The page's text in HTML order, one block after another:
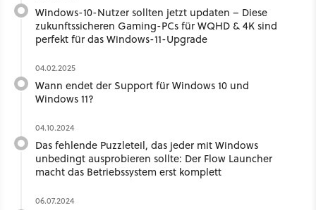
Windows-10-Nutzer sollten jetzt updaten – Diese
zukunftssicheren Gaming-PCs für WQHD & 4K sind
perfekt für das Windows-11-Upgrade
04.02.2025
Wann endet der Support für Windows 10 und
Windows 11?
04.10.2024
Das fehlende Puzzleteil, das jeder mit Windows
unbedingt ausprobieren sollte: Der Flow Launcher
macht das Betriebssystem erst komplett
06.07.2024